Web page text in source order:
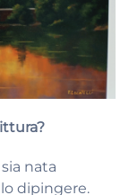
nata
dipingere.